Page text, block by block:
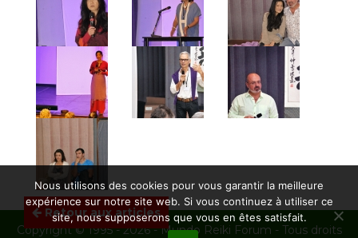
Retour aux articles
Copyright © 1995 - 2026 - Mundo Reiki Forum - Tous droits
Nous utilisons des cookies pour vous garantir la meilleure
expérience sur notre site web. Si vous continuez à utiliser ce
site, nous supposerons que vous en êtes satisfait.